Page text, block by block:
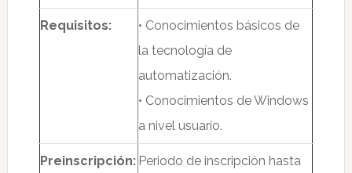
Requisitos:
• Conocimientos básicos de
la tecnología de
automatización.
• Conocimientos de Windows
a nivel usuario.
Preinscripción: Periodo de inscripción hasta